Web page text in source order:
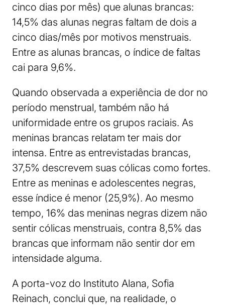
cinco dias por mês) que alunas brancas:
14,5% das alunas negras faltam de dois a
cinco dias/mês por motivos menstruais.
Entre as alunas brancas, o índice de faltas
cai para 9,6%.
Quando observada a experiência de dor no
período menstrual, também não há
uniformidade entre os grupos raciais. As
meninas brancas relatam ter mais dor
intensa. Entre as entrevistadas brancas,
37,5% descrevem suas cólicas como fortes.
Entre as meninas e adolescentes negras,
esse índice é menor (25,9%). Ao mesmo
tempo, 16% das meninas negras dizem não
sentir cólicas menstruais, contra 8,5% das
brancas que informam não sentir dor em
intensidade alguma.
A porta-voz do Instituto Alana, Sofia
Reinach, conclui que, na realidade, o